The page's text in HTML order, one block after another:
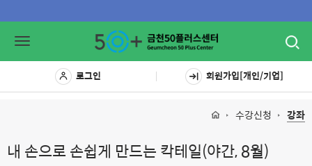
Toggle
로그인 회원가입[개인/기업]
수강신청 강좌
내 손으로 손쉽게 만드는 칵테일(야간, 8월)